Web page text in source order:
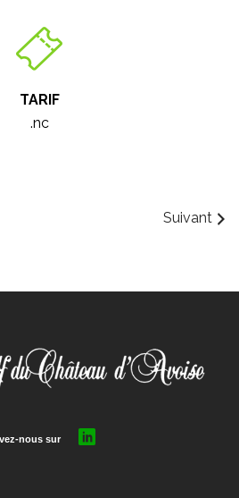
TARIF
.nc
Suivant